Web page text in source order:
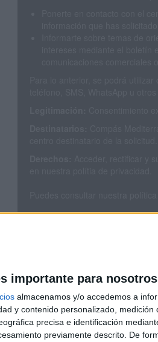
importante para nosotros
almacenamos y/o accedemos a
y contenido personalizado,
precisa e identificación
previamente descrito. De
© 2003-2026